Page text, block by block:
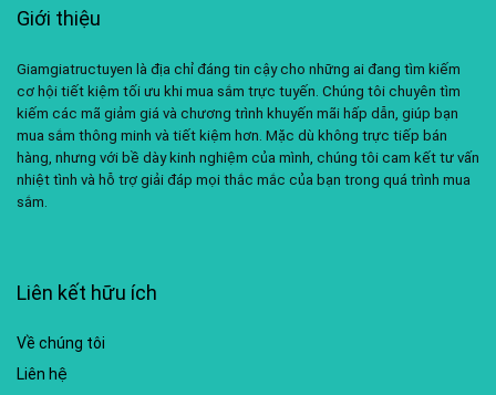
Giới thiệu
Giamgiatructuyen là địa chỉ đáng tin cậy cho những ai đang tìm kiếm
cơ hội tiết kiệm tối ưu khi mua sắm trực tuyến. Chúng tôi chuyên tìm
kiếm các mã giảm giá và chương trình khuyến mãi hấp dẫn, giúp bạn
mua sắm thông minh và tiết kiệm hơn. Mặc dù không trực tiếp bán
hàng, nhưng với bề dày kinh nghiệm của mình, chúng tôi cam kết tư vấn
nhiệt tình và hỗ trợ giải đáp mọi thắc mắc của bạn trong quá trình mua
sắm.
Liên kết hữu ích
Về chúng tôi
Liên hệ